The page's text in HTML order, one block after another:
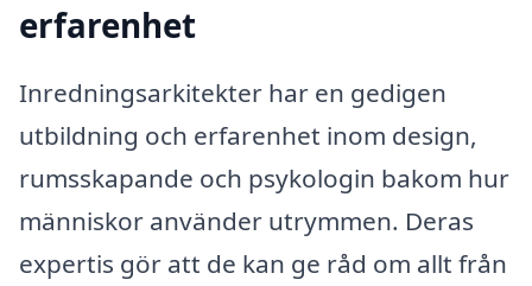
erfarenhet
Inredningsarkitekter har en gedigen
utbildning och erfarenhet inom design,
rumsskapande och psykologin bakom hur
människor använder utrymmen. Deras
expertis gör att de kan ge råd om allt från